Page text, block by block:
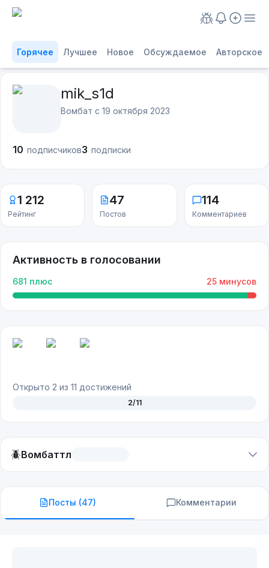
Горячее Лучшее Новое Обсуждаемое Авторское
mik_s1d
Вомбат с 19 октября 2023
10 подписчиков3 подписки
1 212
Рейтинг
47
Постов
114
Комментариев
Активность в голосовании
681 плюс 25 минусов
Открыто 2 из 11 достижений
2/11
🪲Вомбаттл
Посты (47) Комментарии